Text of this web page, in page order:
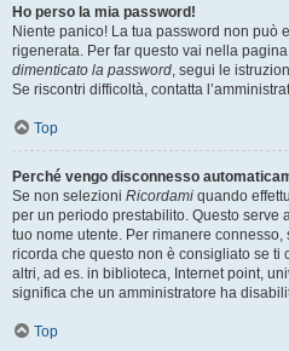
Ho perso la mia password!
Niente panico! La tua password non può
rigenerata. Per far questo vai nella
dimenticato la password, segui le
Se riscontri difficoltà, contatta
Top
Perché vengo disconnesso
Se non selezioni Ricordami quando
per un periodo prestabilito. Questo serve
tuo nome utente. Per rimanere
ricorda che questo non è consigliato se ti
altri, ad es. in biblioteca, Internet point,
significa che un amministratore ha
Top